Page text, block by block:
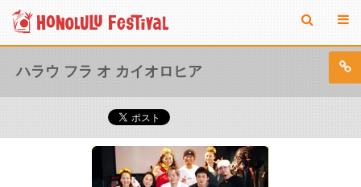
ハラウ フラ オ カイオロヒア